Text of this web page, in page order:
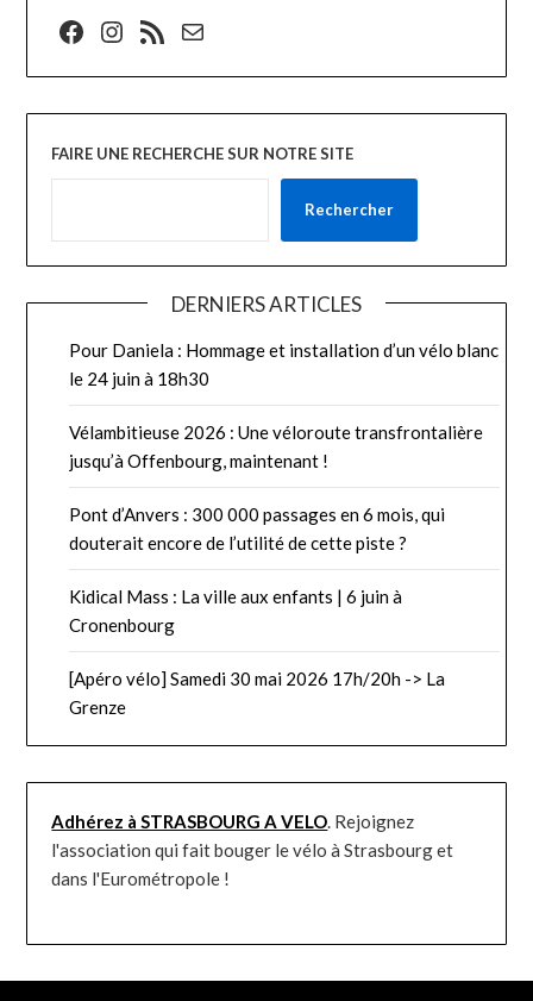
Facebook
Instagram
Flux RSSE-mail
FAIRE UNE RECHERCHE SUR NOTRE SITE
Rechercher
DERNIERS ARTICLES
Pour Daniela : Hommage et installation d’un vélo blanc
le 24 juin à 18h30
Vélambitieuse 2026 : Une véloroute transfrontalière
jusqu’à Offenbourg, maintenant !
Pont d’Anvers : 300 000 passages en 6 mois, qui
douterait encore de l’utilité de cette piste ?
Kidical Mass : La ville aux enfants | 6 juin à
Cronenbourg
[Apéro vélo] Samedi 30 mai 2026 17h/20h -> La
Grenze
Adhérez à STRASBOURG A VELO. Rejoignez
l'association qui fait bouger le vélo à Strasbourg et
dans l'Eurométropole !